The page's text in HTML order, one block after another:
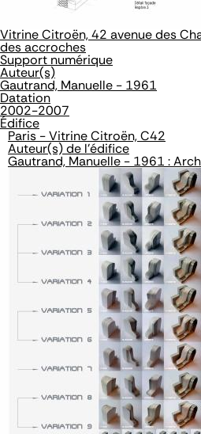
Vitrine Citroën, 42 avenue des
des accroches
Support numérique
Auteur(s)
Gautrand, Manuelle - 1961
Datation
2002-2007
Édifice
Paris - Vitrine Citroën, C42
Auteur(s) de l'édifice
Gautrand, Manuelle - 1961 :